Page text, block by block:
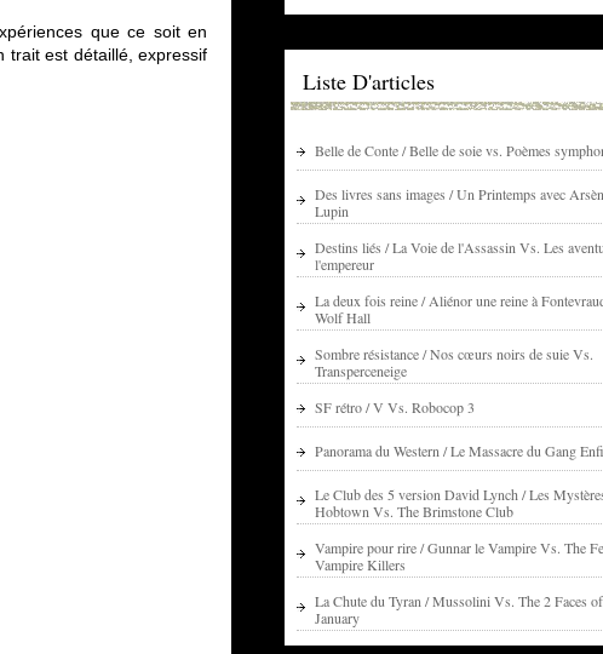
que ce soit en
trait est détaillé, expressif
Liste D'articles
Belle de Conte / Belle de soie vs. Poèmes
Des livres sans images / Un Printemps avec
Lupin
Destins liés / La Voie de l'Assassin Vs. Les
l'empereur
La deux fois reine / Aliénor une reine à
Wolf Hall
Sombre résistance / Nos cœurs noirs de suie Vs.
Transperceneige
SF rétro / V Vs. Robocop 3
Panorama du Western / Le Massacre du Gang
Le Club des 5 version David Lynch / Les
Hobtown Vs. The Brimstone Club
Vampire pour rire / Gunnar le Vampire Vs. The
Vampire Killers
La Chute du Tyran / Mussolini Vs. The 2 Faces of
January